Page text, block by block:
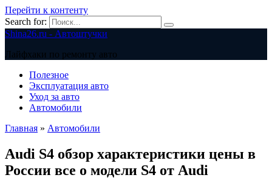
Перейти к контенту
Search for:
Shina26.ru - Автоштучки
Лайфхаки по ремонту авто
Полезное
Эксплуатация авто
Уход за авто
Автомобили
Главная » Автомобили
Audi S4 обзор характеристики цены в
России все о модели S4 от Audi